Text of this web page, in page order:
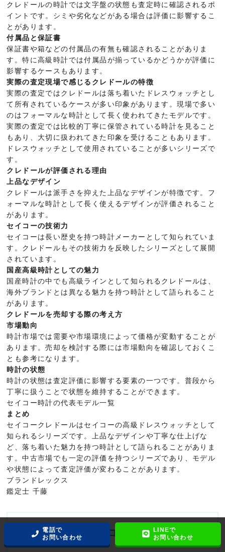
クレドールの時計では文字盤の状態も査定時に確認されるポ
イントです。シミや劣化などがある場合は評価に影響するこ
とがあります。
付属品と保証書
保証書や箱などの付属品の有無も確認されることがありま
す。特に高級時計では付属品が揃っているかどうかが評価に
影響するケースもあります。
実際の査定現場で感じるクレドールの特徴
実際の査定ではクレドールは落ち着いたドレスウォッチとし
て所有されているケースが多い印象があります。現場で多い
のはフォーマルな時計として長く使われてきたモデルです。
実際の査定では比較的丁寧に保管されている時計を見ること
もあり、大切に扱われてきた印象を受けることもあります。
ドレスウォッチとして使用されていることが多いシリーズで
す。
クレドールが評価される理由
上品なデザイン
クレドールは派手さを抑えた上品なデザインが特徴です。フ
ォーマルな時計として長く使えるデザインが評価されること
があります。
セイコーの技術力
セイコーは長い歴史を持つ時計メーカーとして知られていま
す。クレドールもその技術力を反映したシリーズとして展開
されています。
国産高級時計としての魅力
国産時計の中でも高級ラインとして知られるクレドールは、
海外ブランドとは異なる魅力を持つ時計として語られること
があります。
クレドールを売却する際の考え方
市場動向
時計市場では需要や市場環境によって価格が変動することが
あります。売却を検討する際には市場動向を確認しておくこ
とも参考になります。
時計の状態
時計の状態は査定評価に影響する要素の一つです。普段から
丁寧に扱うことで状態を維持することができます。
セイコー時計の代表モデル一覧
まとめ
セイコークレドールはセイコーの高級ドレスウォッチとして
知られるシリーズです。上品なデザインや丁寧な仕上げな
ど、落ち着いた魅力を持つ時計として語られることがありま
す。中古市場でも一定の評価を持つシリーズであり、モデル
や状態によって査定評価が変わることがあります。
ブランドレックス
鑑定士 千藤
鑑定士プロフィール
電話で
お問い合わせ
LINEで
お問い合わせ